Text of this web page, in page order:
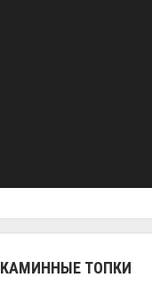
КАМИННЫЕ ТОПКИ